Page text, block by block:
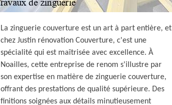
La zinguerie couverture est un art à part entière, et
chez Justin rénovation Couverture, c'est une
spécialité qui est maîtrisée avec excellence. À
Noailles, cette entreprise de renom s'illustre par
son expertise en matière de zinguerie couverture,
offrant des prestations de qualité supérieure. Des
finitions soignées aux détails minutieusement